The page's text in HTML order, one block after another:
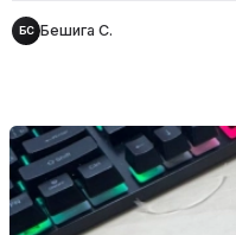
БС Бешига С.